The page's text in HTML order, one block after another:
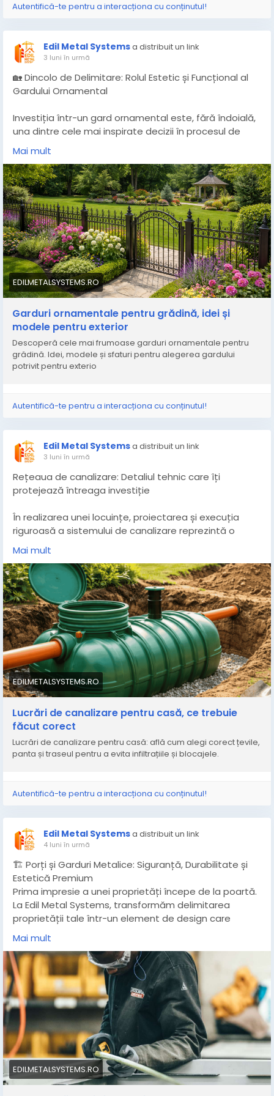
Autentifică-te pentru a interacționa cu conținutul!
Edil Metal Systemsa distribuit un link
3 luni în urmă
🏡 Dincolo de Delimitare: Rolul Estetic și Funcțional al
Gardului Ornamental
Investiția într-un gard ornamental este, fără îndoială,
una dintre cele mai inspirate decizii în procesul de
amenajare a spațiului exterior. Deși funcția primară
percepută este cea de marcare a limitelor
proprietății, un astfel de element constructiv
îndeplinește, în realitate, un set complex de obiective.
O împrejmuire selectată cu atenție nu se limitează la
a oferi securitate și intimitate locatarilor, ci devine o
componentă centrală de design, având puterea de a
redefini radical estetica întregii curți și a fațadei.
https://edilmetalsystems.ro/garduri-ornamentale-
pentru-gradina-idei/
Mai mult
EDILMETALSYSTEMS.RO
Garduri ornamentale pentru grădină, idei și
modele pentru exterior
Descoperă cele mai frumoase garduri ornamentale pentru
grădină. Idei, modele și sfaturi pentru alegerea gardului
potrivit pentru exterio
Autentifică-te pentru a interacționa cu conținutul!
Edil Metal Systemsa distribuit un link
3 luni în urmă
Rețeaua de canalizare: Detaliul tehnic care îți
protejează întreaga investiție
În realizarea unei locuințe, proiectarea și execuția
riguroasă a sistemului de canalizare reprezintă o
etapă critică, ce nu suportă compromisuri. Deși
rămâne ascunsă sub pământ după închiderea
șantierului, această infrastructură condiționează
direct buna funcționare, siguranța și gradul de confort
al întregului cămin. O instalare defectuoasă poate
genera consecințe grave pe termen lung, de la
blocaje și mirosuri deranjante, până la infiltrații care
pun în pericol stabilitatea fundației.
https://edilmetalsystems.ro/lucrari-de-canalizare-
pentru-casa/
Mai mult
EDILMETALSYSTEMS.RO
Lucrări de canalizare pentru casă, ce trebuie
făcut corect
Lucrări de canalizare pentru casă: află cum alegi corect țevile,
panta și traseul pentru a evita infiltrațiile și blocajele.
Autentifică-te pentru a interacționa cu conținutul!
Edil Metal Systemsa distribuit un link
4 luni în urmă
🏗️ Porți și Garduri Metalice: Siguranță, Durabilitate și
Estetică Premium
Prima impresie a unei proprietăți începe de la poartă.
La Edil Metal Systems, transformăm delimitarea
proprietății tale într-un element de design care
îmbină securitatea cu eleganța modernă. Oferim
soluții complete pentru proiectarea, execuția și
montajul porților și gardurilor metalice, adaptate
perfect cerințelor rezidențiale, comerciale sau
industriale.
De ce să alegi soluțiile noastre metalice?
Fiecare proiect este abordat cu precizie tehnică,
utilizând materiale de înaltă calitate și tehnologii de
procesare moderne pentru a asigura:
Rezistență în timp: Tratamente anticorozive și finisaje
durabile care fac față oricăror condiții meteorologice.
Mai mult
EDILMETALSYSTEMS.RO